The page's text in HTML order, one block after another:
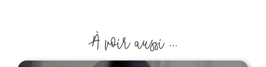
À voir aussi ...